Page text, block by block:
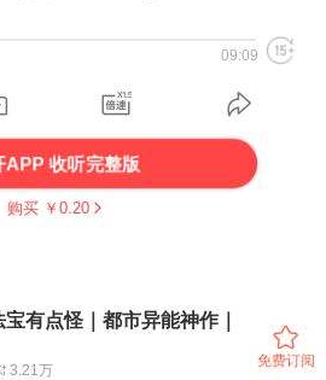
09:09
APP 收听完整版
购买 ￥ 0.20
有点怪｜都市异能神作｜
3.21万
免费订阅